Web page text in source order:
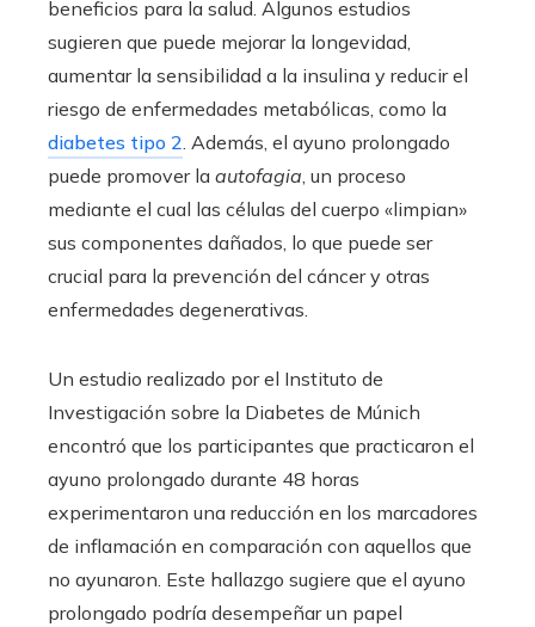
beneficios para la salud. Algunos estudios
sugieren que puede mejorar la longevidad,
aumentar la sensibilidad a la insulina y reducir el
riesgo de enfermedades metabólicas, como la
diabetes tipo 2. Además, el ayuno prolongado
puede promover la autofagia, un proceso
mediante el cual las células del cuerpo «limpian»
sus componentes dañados, lo que puede ser
crucial para la prevención del cáncer y otras
enfermedades degenerativas.
Un estudio realizado por el Instituto de
Investigación sobre la Diabetes de Múnich
encontró que los participantes que practicaron el
ayuno prolongado durante 48 horas
experimentaron una reducción en los marcadores
de inflamación en comparación con aquellos que
no ayunaron. Este hallazgo sugiere que el ayuno
prolongado podría desempeñar un papel